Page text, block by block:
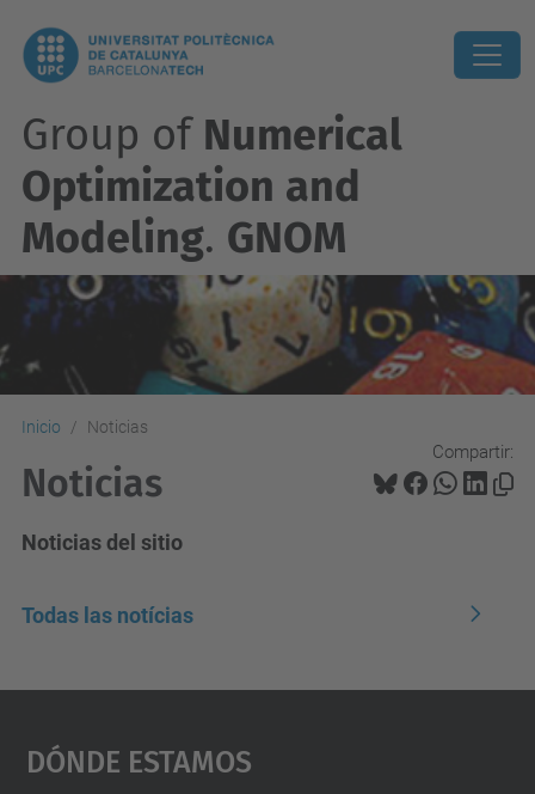
Group of Numerical
Optimization and
Modeling. GNOM
Inicio Noticias
Compartir:
Noticias
Noticias del sitio
Todas las notícias
Dónde Estamos